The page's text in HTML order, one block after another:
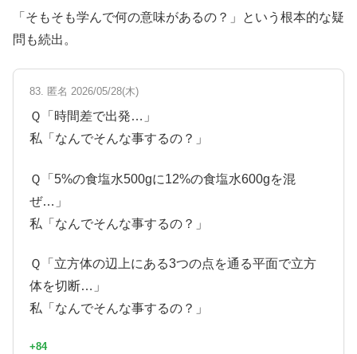
「そもそも学んで何の意味があるの？」という根本的な疑
問も続出。
83. 匿名 2026/05/28(木)
Ｑ「時間差で出発…」
私「なんでそんな事するの？」
Ｑ「5%の食塩水500gに12%の食塩水600gを混
ぜ…」
私「なんでそんな事するの？」
Ｑ「立方体の辺上にある3つの点を通る平面で立方
体を切断…」
私「なんでそんな事するの？」
+84